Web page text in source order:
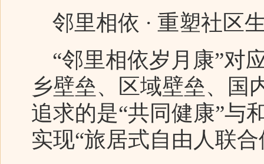
邻里相依 · 重塑社区
“邻里相依岁月康”对
乡壁垒、区域壁垒、国
追求的是“共同健康”与
实现“旅居式自由人联